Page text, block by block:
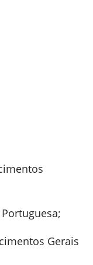
Gerais